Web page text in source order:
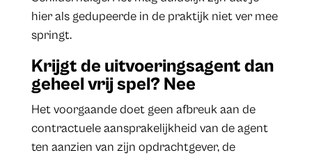
hier als gedupeerde in de praktijk niet ver mee
springt.
Krijgt de uitvoeringsagent dan
geheel vrij spel? Nee
Het voorgaande doet geen afbreuk aan de
contractuele aansprakelijkheid van de agent
ten aanzien van zijn opdrachtgever, de